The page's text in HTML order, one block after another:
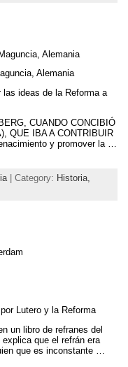
Alemania
Alemania
las ideas de la Reforma a
CUANDO CONCIBIÓ
QUE IBA A CONTRIBUIR
y promover la …
| Category: Historia,
Lutero y la Reforma
un libro de refranes del
que el refrán era
que es inconstante …